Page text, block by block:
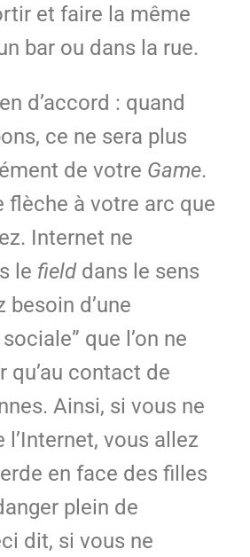
et faire la même
bar ou dans la rue.
d’accord : quand
ce ne sera plus
de votre Game.
flèche à votre arc que
Internet ne
le fielddans le sens
besoin d’une
que l’on ne
qu’au contact de
Ainsi, si vous ne
vous allez
en face des filles
plein de
dit, si vous ne